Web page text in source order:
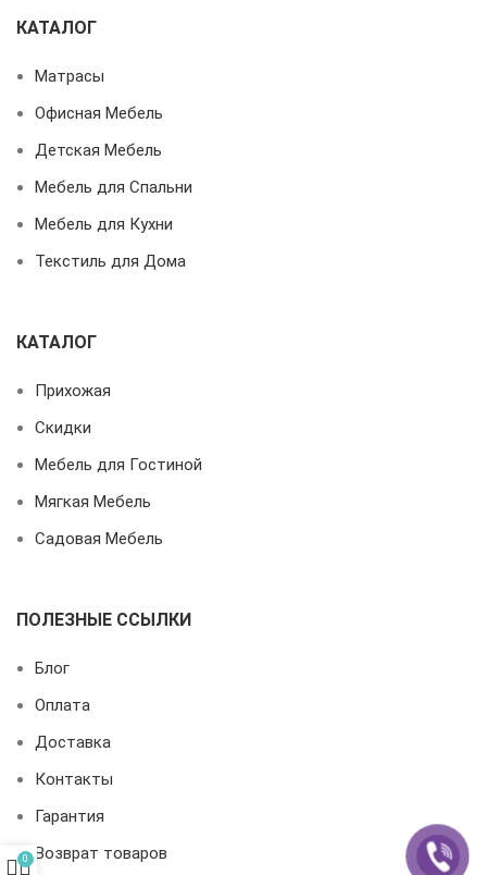
КАТАЛОГ
Матрасы
Офисная Мебель
Детская Мебель
Мебель для Спальни
Мебель для Кухни
Текстиль для Дома
КАТАЛОГ
Прихожая
Скидки
Мебель для Гостиной
Мягкая Мебель
Садовая Мебель
ПОЛЕЗНЫЕ ССЫЛКИ
Блог
Оплата
Доставка
Контакты
Гарантия
Возврат товаров
0